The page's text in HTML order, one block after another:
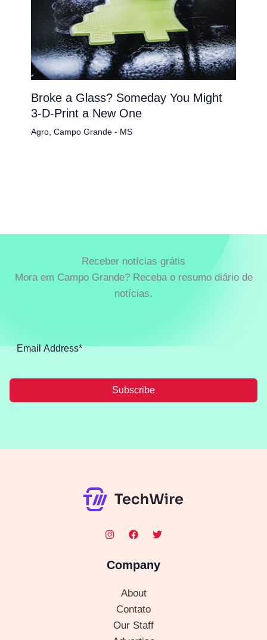
Broke a Glass? Someday You Might
3-D-Print a New One
Agro, Campo Grande - MS
Receber notícias grátis
Mora em Campo Grande? Receba o resumo diário de
notícias.
Subscribe
Company
About
Contato
Our Staff